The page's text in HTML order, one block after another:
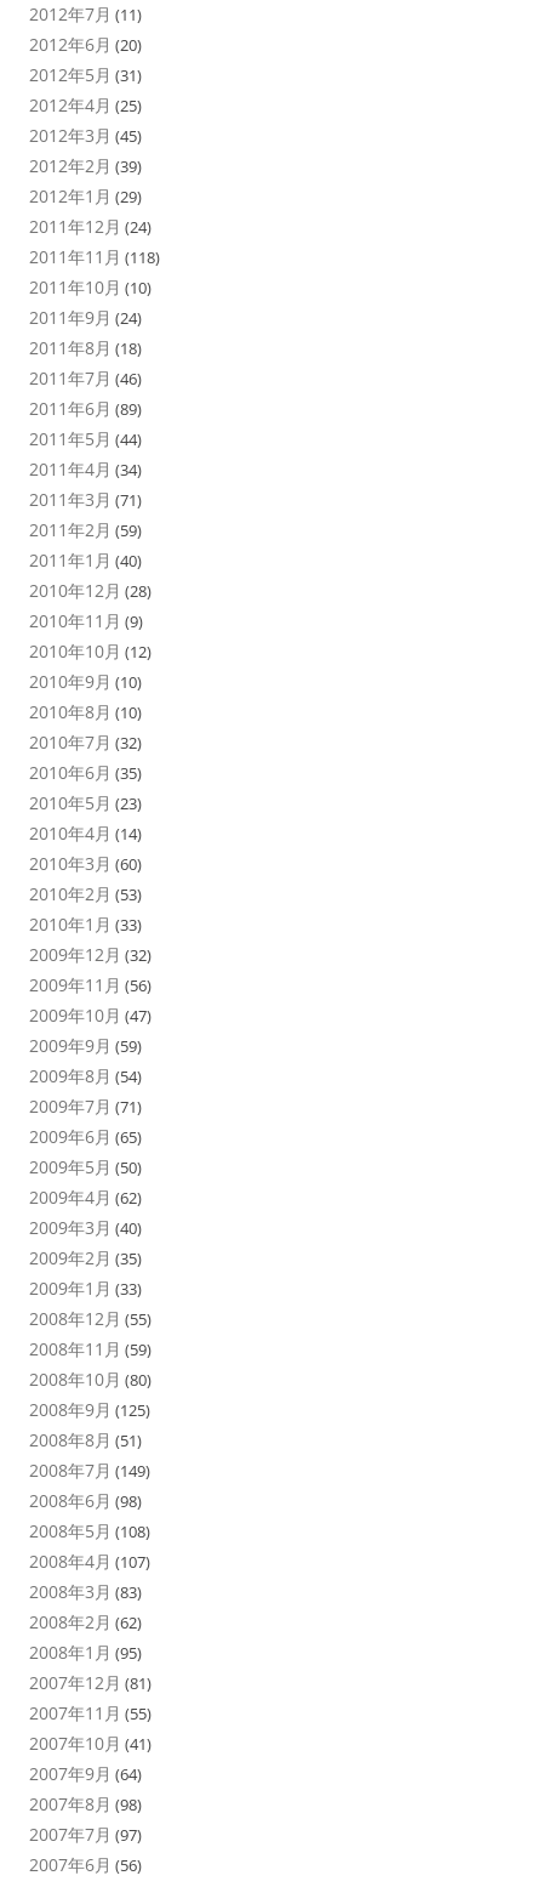
2012年7月 (11)
2012年6月 (20)
2012年5月 (31)
2012年4月 (25)
2012年3月 (45)
2012年2月 (39)
2012年1月 (29)
2011年12月 (24)
2011年11月 (118)
2011年10月 (10)
2011年9月 (24)
2011年8月 (18)
2011年7月 (46)
2011年6月 (89)
2011年5月 (44)
2011年4月 (34)
2011年3月 (71)
2011年2月 (59)
2011年1月 (40)
2010年12月 (28)
2010年11月 (9)
2010年10月 (12)
2010年9月 (10)
2010年8月 (10)
2010年7月 (32)
2010年6月 (35)
2010年5月 (23)
2010年4月 (14)
2010年3月 (60)
2010年2月 (53)
2010年1月 (33)
2009年12月 (32)
2009年11月 (56)
2009年10月 (47)
2009年9月 (59)
2009年8月 (54)
2009年7月 (71)
2009年6月 (65)
2009年5月 (50)
2009年4月 (62)
2009年3月 (40)
2009年2月 (35)
2009年1月 (33)
2008年12月 (55)
2008年11月 (59)
2008年10月 (80)
2008年9月 (125)
2008年8月 (51)
2008年7月 (149)
2008年6月 (98)
2008年5月 (108)
2008年4月 (107)
2008年3月 (83)
2008年2月 (62)
2008年1月 (95)
2007年12月 (81)
2007年11月 (55)
2007年10月 (41)
2007年9月 (64)
2007年8月 (98)
2007年7月 (97)
2007年6月 (56)